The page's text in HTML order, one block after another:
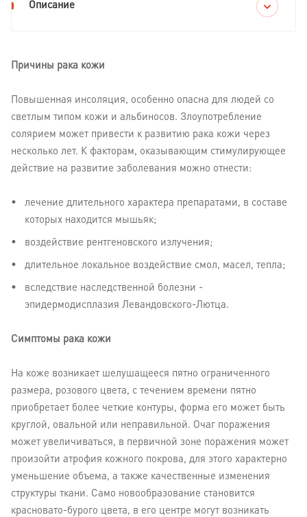
Описание
Причины рака кожи
Повышенная инсоляция, особенно опасна для людей со
светлым типом кожи и альбиносов. Злоупотребление
солярием может привести к развитию рака кожи через
несколько лет. К факторам, оказывающим стимулирующее
действие на развитие заболевания можно отнести:
лечение длительного характера препаратами, в составе
которых находится мышьяк;
воздействие рентгеновского излучения;
длительное локальное воздействие смол, масел, тепла;
вследствие наследственной болезни -
эпидермодисплазия Левандовского-Лютца.
Симптомы рака кожи
На коже возникает шелушащееся пятно ограниченного
размера, розового цвета, с течением времени пятно
приобретает более четкие контуры, форма его может быть
круглой, овальной или неправильной. Очаг поражения
может увеличиваться, в первичной зоне поражения может
произойти атрофия кожного покрова, для этого характерно
уменьшение объема, а также качественные изменения
структуры ткани. Само новообразование становится
красновато-бурого цвета, в его центре могут возникать